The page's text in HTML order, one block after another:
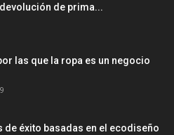
de prima...
las que la ropa es un negocio
de éxito basadas en el ecodiseño